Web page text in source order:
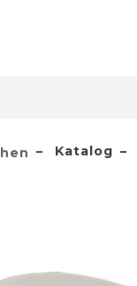
Katalog